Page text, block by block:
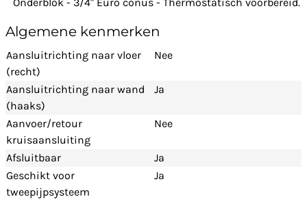
Algemene kenmerken
Aansluitrichting naar vloer
(recht)
Nee
Aansluitrichting naar wand
(haaks)
Ja
Aanvoer/retour
kruisaansluiting
Nee
Afsluitbaar
Ja
Geschikt voor
tweepijpsysteem
Ja